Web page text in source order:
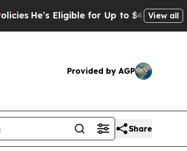
He’s Eligible for Up to $480,000 After
View all
Provided by AGP
Share